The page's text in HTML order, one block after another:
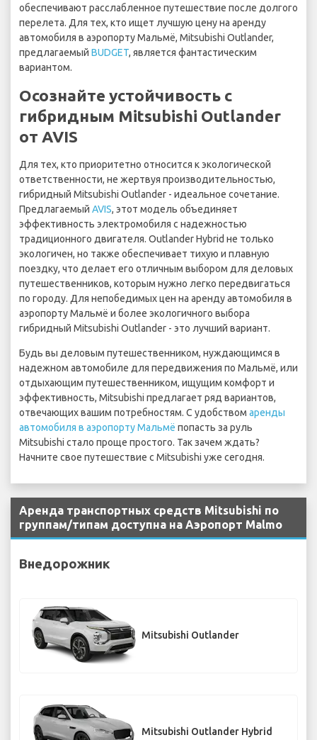
обеспечивают расслабленное путешествие после долгого
перелета. Для тех, кто ищет лучшую цену на аренду
автомобиля в аэропорту Мальмё, Mitsubishi Outlander,
предлагаемый BUDGET, является фантастическим
вариантом.
Осознайте устойчивость с
гибридным Mitsubishi Outlander
от AVIS
Для тех, кто приоритетно относится к экологической
ответственности, не жертвуя производительностью,
гибридный Mitsubishi Outlander - идеальное сочетание.
Предлагаемый AVIS, этот модель объединяет
эффективность электромобиля с надежностью
традиционного двигателя. Outlander Hybrid не только
экологичен, но также обеспечивает тихую и плавную
поездку, что делает его отличным выбором для деловых
путешественников, которым нужно легко передвигаться
по городу. Для непобедимых цен на аренду автомобиля в
аэропорту Мальмё и более экологичного выбора
гибридный Mitsubishi Outlander - это лучший вариант.
Будь вы деловым путешественником, нуждающимся в
надежном автомобиле для передвижения по Мальмё, или
отдыхающим путешественником, ищущим комфорт и
эффективность, Mitsubishi предлагает ряд вариантов,
отвечающих вашим потребностям. С удобством аренды
автомобиля в аэропорту Мальмё попасть за руль
Mitsubishi стало проще простого. Так зачем ждать?
Начните свое путешествие с Mitsubishi уже сегодня.
Аренда транспортных средств Mitsubishi по
группам/типам доступна на Аэропорт Malmo
Внедорожник
Mitsubishi Outlander
Mitsubishi Outlander Hybrid